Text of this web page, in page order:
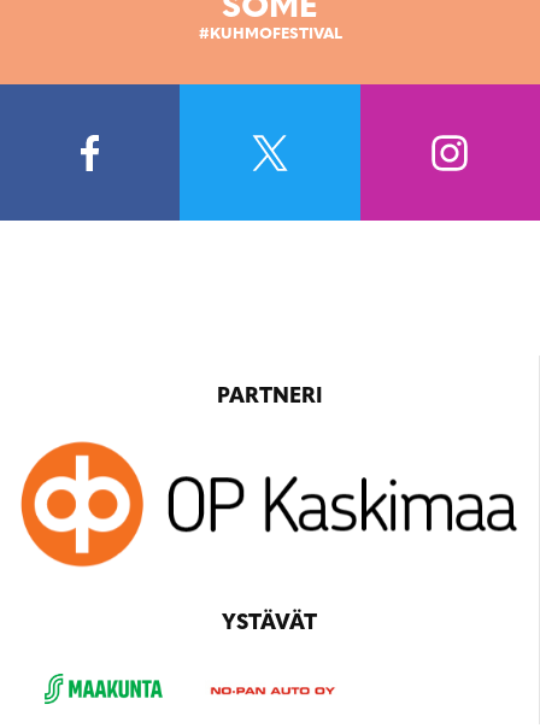
SOME
#KUHMOFESTIVAL
PARTNERI
YSTÄVÄT